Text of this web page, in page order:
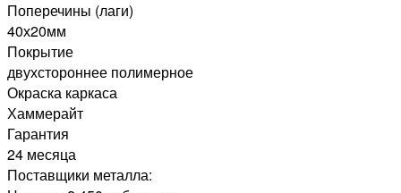
Поперечины (лаги)
40х20мм
Покрытие
двухстороннее полимерное
Окраска каркаса
Хаммерайт
Гарантия
24 месяца
Поставщики металла: